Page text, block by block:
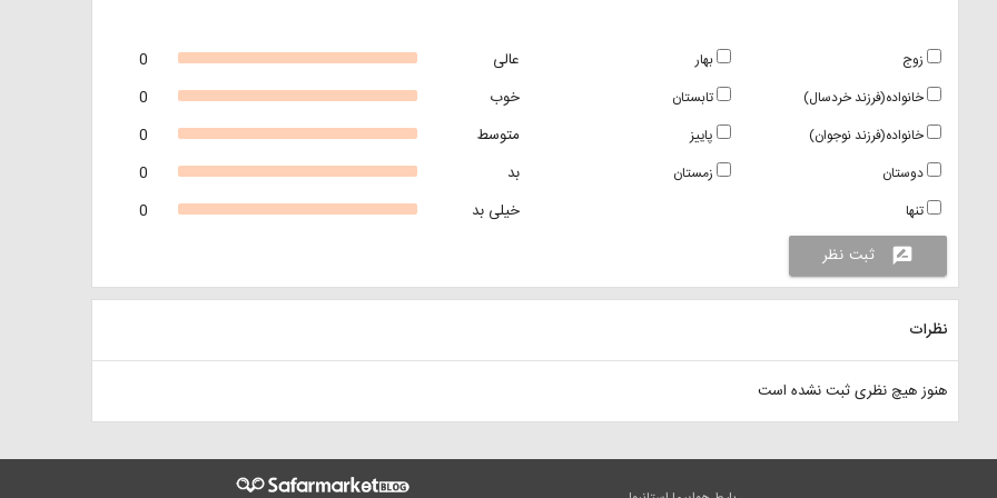
0
عالی
0
خوب
0
متوسط
0
بد
0
خیلی بد
بهار
تابستان
پاییز
زمستان
زوج
خانواده(فرزند خردسال)
خانواده(فرزند نوجوان)
دوستان
تنها
rate_review
ثبت نظر
نظرات
هنوز هیچ نظری ثبت نشده است